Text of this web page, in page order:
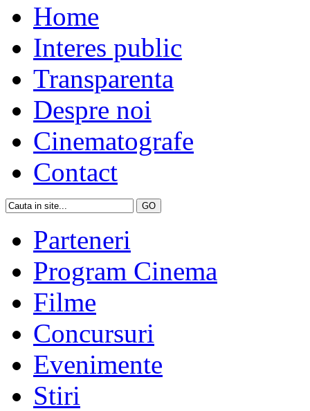
Home
Interes public
Transparenta
Despre noi
Cinematografe
Contact
Parteneri
Program Cinema
Filme
Concursuri
Evenimente
Stiri